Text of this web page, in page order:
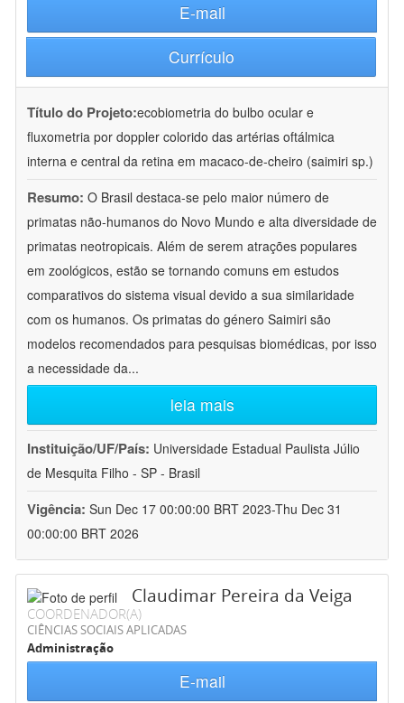
E-mail
Currículo
Título do Projeto:ecobiometria do bulbo ocular e
fluxometria por doppler colorido das artérias oftálmica
interna e central da retina em macaco-de-cheiro (saimiri sp.)
Resumo: O Brasil destaca-se pelo maior número de
primatas não-humanos do Novo Mundo e alta diversidade de
primatas neotropicais. Além de serem atrações populares
em zoológicos, estão se tornando comuns em estudos
comparativos do sistema visual devido a sua similaridade
com os humanos. Os primatas do género Saimiri são
modelos recomendados para pesquisas biomédicas, por isso
a necessidade da...
leia mais
Instituição/UF/País: Universidade Estadual Paulista Júlio
de Mesquita Filho - SP - Brasil
Vigência: Sun Dec 17 00:00:00 BRT 2023-Thu Dec 31
00:00:00 BRT 2026
Claudimar Pereira da Veiga
COORDENADOR(A)
CIÊNCIAS SOCIAIS APLICADAS
Administração
E-mail